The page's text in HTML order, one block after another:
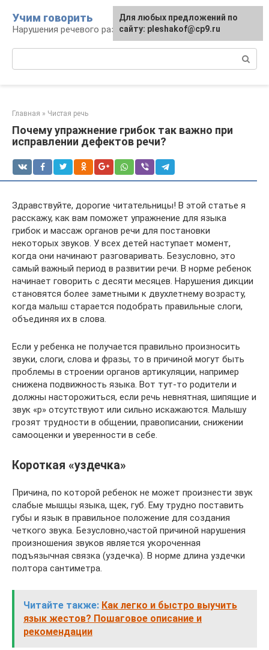
контенту
Учим говорить
Нарушения речевого развития
Главная » Чистая речь
Почему упражнение грибок так важно при
исправлении дефектов речи?
Здравствуйте, дорогие читательницы! В этой статье я
расскажу, как вам поможет упражнение для языка
грибок и массаж органов речи для постановки
некоторых звуков. У всех детей наступает момент,
когда они начинают разговаривать. Безусловно, это
самый важный период в развитии речи. В норме ребенок
начинает говорить с десяти месяцев. Нарушения дикции
становятся более заметными к двухлетнему возрасту,
когда малыш старается подобрать правильные слоги,
объединяя их в слова.
Если у ребенка не получается правильно произносить
звуки, слоги, слова и фразы, то в причиной могут быть
проблемы в строении органов артикуляции, например
снижена подвижность языка. Вот тут-то родители и
должны насторожиться, если речь невнятная, шипящие и
звук «р» отсутствуют или сильно искажаются. Малышу
грозят трудности в общении, правописании, снижении
самооценки и уверенности в себе.
Короткая «уздечка»
Причина, по которой ребенок не может произнести звук
слабые мышцы языка, щек, губ. Ему трудно поставить
губы и язык в правильное положение для создания
четкого звука. Безусловно,частой причиной нарушения
произношения звуков является укороченная
подъязычная связка (уздечка). В норме длина уздечки
полтора сантиметра.
Читайте также: Как легко и быстро выучить
язык жестов? Пошаговое описание и
рекомендации
Для любых предложений по
сайту: pleshakof@cp9.ru